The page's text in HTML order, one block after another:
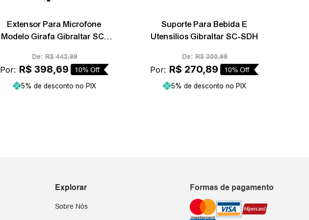
Extensor Para Microfone
Modelo Girafa Gibraltar SC-
De: R$ 442,99
Por: R$ 398,69 10%Off
5% de desconto no PIX
Suporte Para Bebida E
Utensílios Gibraltar SC-SDH
De: R$ 300,99
Por: R$ 270,89 10% Off
5% de desconto no PIX
Explorar
Sobre Nós
Formas de pagamento